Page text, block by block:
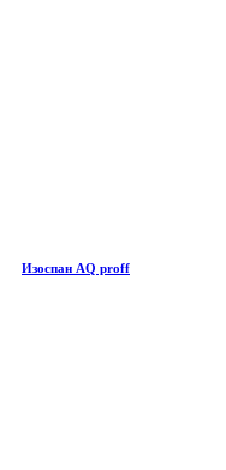
Изоспан AQ proff